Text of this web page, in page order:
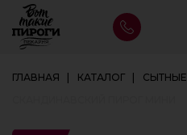
ГЛАВНАЯ КАТАЛОГ
СЫТНЫЕ